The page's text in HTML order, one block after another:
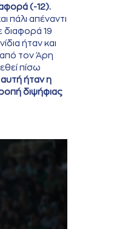
(-12).
πάλι απέναντι
διαφορά 19
ήταν και
τον Άρη
πίσω
ήταν η
διψήφιας